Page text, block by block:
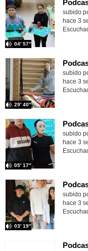
subido
04′ 57″
hace 3
subido
29′ 40″
hace 3
subido
05′ 17″
hace 3
subido
03′ 19″
hace 3